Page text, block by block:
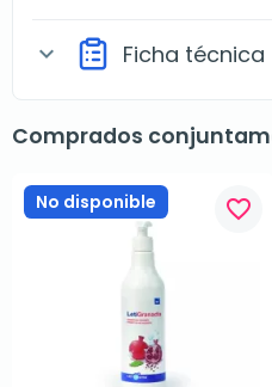
expand_more Ficha técnica
Comprados
No disponible favorite_border